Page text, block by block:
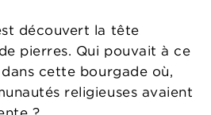
découvert la tête
pierres. Qui pouvait à ce
cette bourgade où,
religieuses avaient